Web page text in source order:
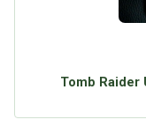
Tomb Raider